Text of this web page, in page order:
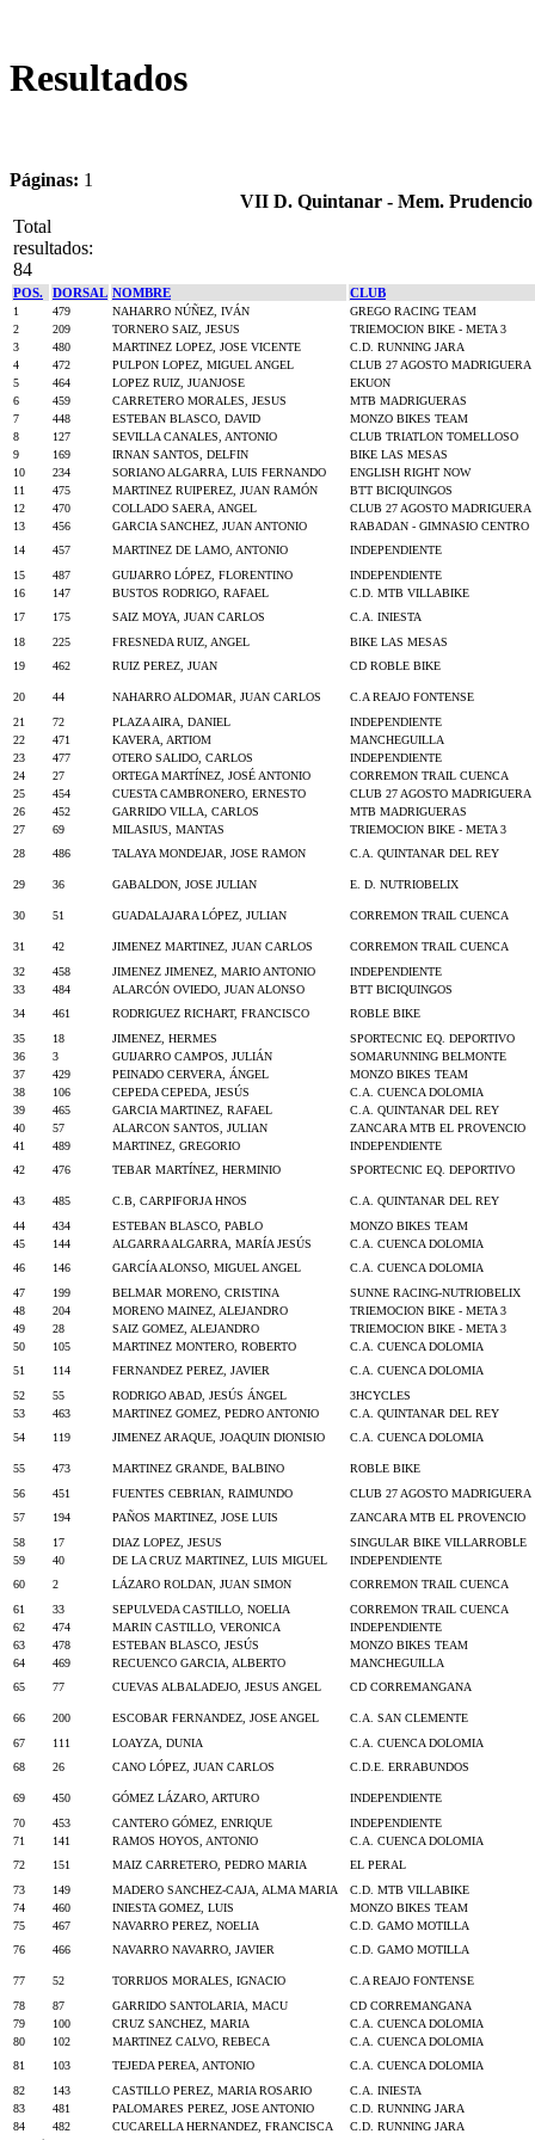
Resultados
Páginas: 1
VII D. Quintanar - Mem.
Total
resultados:
84
POS. DORSAL NOMBRE CLUB
1 479 NAHARRO NÚÑEZ, IVÁN
GREGO RACING TEAM
2
209 TORNERO SAIZ, JESUS
TRIEMOCION BIKE - META 3
3
480 MARTINEZ LOPEZ, JOSE VICENTE
C.D. RUNNING JARA
4
472 PULPON LOPEZ, MIGUEL ANGEL
CLUB 27 AGOSTO MADRIGUERA
5
464 LOPEZ RUIZ, JUANJOSE
EKUON
6
459 CARRETERO MORALES, JESUS
MTB MADRIGUERAS
7
448 ESTEBAN BLASCO, DAVID
MONZO BIKES TEAM
8
127 SEVILLA CANALES, ANTONIO
CLUB TRIATLON TOMELLOSO
9
169 IRNAN SANTOS, DELFIN
BIKE LAS MESAS
10
234 SORIANO ALGARRA, LUIS FERNANDO
ENGLISH RIGHT NOW
11
475 MARTINEZ RUIPEREZ, JUAN RAMÓN
BTT BICIQUINGOS
12
470 COLLADO SAERA, ANGEL
CLUB 27 AGOSTO MADRIGUERA
13
456 GARCIA SANCHEZ, JUAN ANTONIO
RABADAN - GIMNASIO CENTRO
14
457 MARTINEZ DE LAMO, ANTONIO
INDEPENDIENTE
15
487 GUIJARRO LÓPEZ, FLORENTINO
INDEPENDIENTE
16
147 BUSTOS RODRIGO, RAFAEL
C.D. MTB VILLABIKE
17
175 SAIZ MOYA, JUAN CARLOS
C.A. INIESTA
18
225 FRESNEDA RUIZ, ANGEL
BIKE LAS MESAS
19
462 RUIZ PEREZ, JUAN CD ROBLE BIKE
20 44 NAHARRO ALDOMAR, JUAN CARLOS
C.A REAJO FONTENSE
21
72 PLAZA AIRA, DANIEL
INDEPENDIENTE
22
471 KAVERA, ARTIOM
MANCHEGUILLA
23
477 OTERO SALIDO, CARLOS
INDEPENDIENTE
24
27 ORTEGA MARTÍNEZ, JOSÉ ANTONIO
CORREMON TRAIL CUENCA
25
454 CUESTA CAMBRONERO, ERNESTO
CLUB 27 AGOSTO MADRIGUERA
26
452 GARRIDO VILLA, CARLOS
MTB MADRIGUERAS
27
69 MILASIUS, MANTAS
TRIEMOCION BIKE - META 3
28
486 TALAYA MONDEJAR, JOSE RAMON C.A. QUINTANAR DEL REY
29 36 GABALDON, JOSE JULIAN E. D. NUTRIOBELIX
30 51 GUADALAJARA LÓPEZ, JULIAN CORREMON TRAIL CUENCA
31 42 JIMENEZ MARTINEZ, JUAN CARLOS
CORREMON TRAIL CUENCA
32
458 JIMENEZ JIMENEZ, MARIO ANTONIO
INDEPENDIENTE
33
484 ALARCÓN OVIEDO, JUAN ALONSO
BTT BICIQUINGOS
34
461 RODRIGUEZ RICHART, FRANCISCO
ROBLE BIKE
35
18 JIMENEZ, HERMES
SPORTECNIC EQ. DEPORTIVO
36
3 GUIJARRO CAMPOS, JULIÁN
SOMARUNNING BELMONTE
37
429 PEINADO CERVERA, ÁNGEL
MONZO BIKES TEAM
38
106 CEPEDA CEPEDA, JESÚS
C.A. CUENCA DOLOMIA
39
465 GARCIA MARTINEZ, RAFAEL
C.A. QUINTANAR DEL REY
40
57 ALARCON SANTOS, JULIAN
ZANCARA MTB EL PROVENCIO
41
489 MARTINEZ, GREGORIO
INDEPENDIENTE
42
476 TEBAR MARTÍNEZ, HERMINIO SPORTECNIC EQ. DEPORTIVO
43 485 C.B, CARPIFORJA HNOS
C.A. QUINTANAR DEL REY
44
434 ESTEBAN BLASCO, PABLO
MONZO BIKES TEAM
45
144 ALGARRA ALGARRA, MARÍA JESÚS
C.A. CUENCA DOLOMIA
46
146 GARCÍA ALONSO, MIGUEL ANGEL
C.A. CUENCA DOLOMIA
47
199 BELMAR MORENO, CRISTINA
SUNNE RACING-NUTRIOBELIX
48
204 MORENO MAINEZ, ALEJANDRO
TRIEMOCION BIKE - META 3
49
28 SAIZ GOMEZ, ALEJANDRO
TRIEMOCION BIKE - META 3
50
105 MARTINEZ MONTERO, ROBERTO
C.A. CUENCA DOLOMIA
51
114 FERNANDEZ PEREZ, JAVIER
C.A. CUENCA DOLOMIA
52
55 RODRIGO ABAD, JESÚS ÁNGEL
3HCYCLES
53
463 MARTINEZ GOMEZ, PEDRO ANTONIO
C.A. QUINTANAR DEL REY
54
119 JIMENEZ ARAQUE, JOAQUIN DIONISIO C.A. CUENCA DOLOMIA
55 473 MARTINEZ GRANDE, BALBINO
ROBLE BIKE
56
451 FUENTES CEBRIAN, RAIMUNDO
CLUB 27 AGOSTO MADRIGUERA
57
194 PAÑOS MARTINEZ, JOSE LUIS
ZANCARA MTB EL PROVENCIO
58
17 DIAZ LOPEZ, JESUS
SINGULAR BIKE VILLARROBLE
59
40 DE LA CRUZ MARTINEZ, LUIS MIGUEL
INDEPENDIENTE
60
2 LÁZARO ROLDAN, JUAN SIMON
CORREMON TRAIL CUENCA
61
33 SEPULVEDA CASTILLO, NOELIA
CORREMON TRAIL CUENCA
62
474 MARIN CASTILLO, VERONICA
INDEPENDIENTE
63
478 ESTEBAN BLASCO, JESÚS
MONZO BIKES TEAM
64
469 RECUENCO GARCIA, ALBERTO
MANCHEGUILLA
65
77 CUEVAS ALBALADEJO, JESUS ANGEL CD CORREMANGANA
66 200 ESCOBAR FERNANDEZ, JOSE ANGEL
C.A. SAN CLEMENTE
67
111 LOAYZA, DUNIA
C.A. CUENCA DOLOMIA
68
26 CANO LÓPEZ, JUAN CARLOS C.D.E. ERRABUNDOS
69 450 GÓMEZ LÁZARO, ARTURO
INDEPENDIENTE
70
453 CANTERO GÓMEZ, ENRIQUE
INDEPENDIENTE
71
141 RAMOS HOYOS, ANTONIO
C.A. CUENCA DOLOMIA
72
151 MAIZ CARRETERO, PEDRO MARIA
EL PERAL
73
149 MADERO SANCHEZ-CAJA, ALMA MARIA
C.D. MTB VILLABIKE
74
460 INIESTA GOMEZ, LUIS
MONZO BIKES TEAM
75
467 NAVARRO PEREZ, NOELIA
C.D. GAMO MOTILLA
76
466 NAVARRO NAVARRO, JAVIER C.D. GAMO MOTILLA
77 52 TORRIJOS MORALES, IGNACIO
C.A REAJO FONTENSE
78
87 GARRIDO SANTOLARIA, MACU
CD CORREMANGANA
79
100 CRUZ SANCHEZ, MARIA
C.A. CUENCA DOLOMIA
80
102 MARTINEZ CALVO, REBECA
C.A. CUENCA DOLOMIA
81
103 TEJEDA PEREA, ANTONIO
C.A. CUENCA DOLOMIA
82
143 CASTILLO PEREZ, MARIA ROSARIO
C.A. INIESTA
83
481 PALOMARES PEREZ, JOSE ANTONIO
C.D. RUNNING JARA
84
482 CUCARELLA HERNANDEZ, FRANCISCA C.D. RUNNING JARA